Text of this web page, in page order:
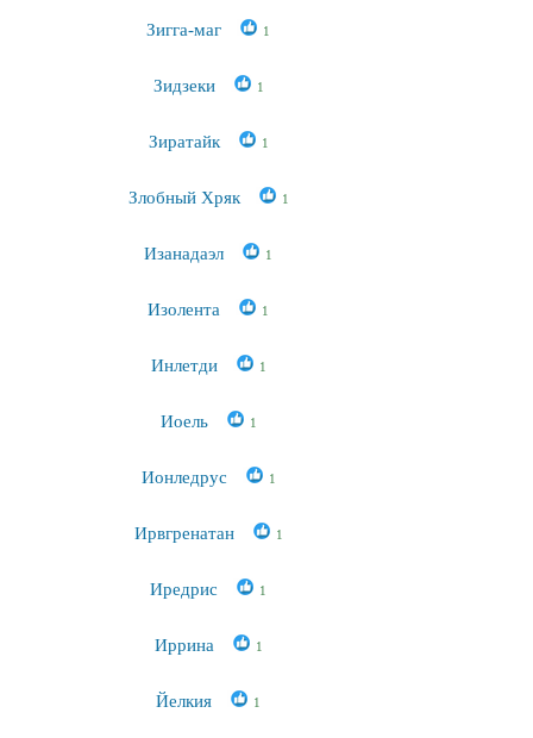
Зигга-маг 1
Зидзеки 1
Зиратайк 1
Злобный Хряк 1
Изанадаэл 1
Изолента 1
Инлетди 1
Иоель 1
Ионледрус 1
Ирвгренатан 1
Иредрис 1
Иррина 1
Йелкия 1